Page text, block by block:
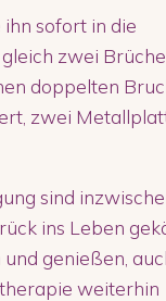
sofort in die
zwei Brüche
doppelten
zwei
sind
ins Leben
genießen,
weiterhin